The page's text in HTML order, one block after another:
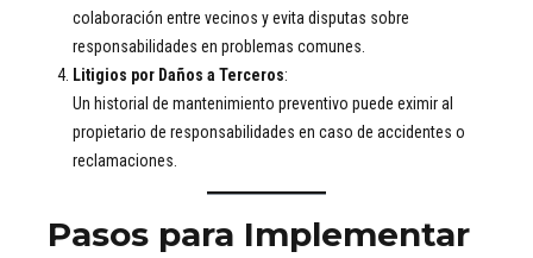
colaboración entre vecinos y evita disputas sobre
responsabilidades en problemas comunes.
Litigios por Daños a Terceros:
Un historial de mantenimiento preventivo puede eximir al
propietario de responsabilidades en caso de accidentes o
reclamaciones.
Pasos para Implementar